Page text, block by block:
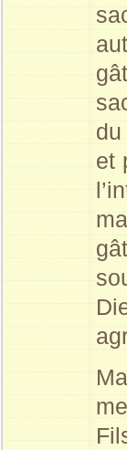
et